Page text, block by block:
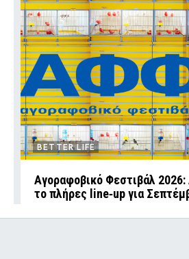
BETTER LIFE
Αγοραφοβικό Φεστιβάλ
το πλήρες line‑up για